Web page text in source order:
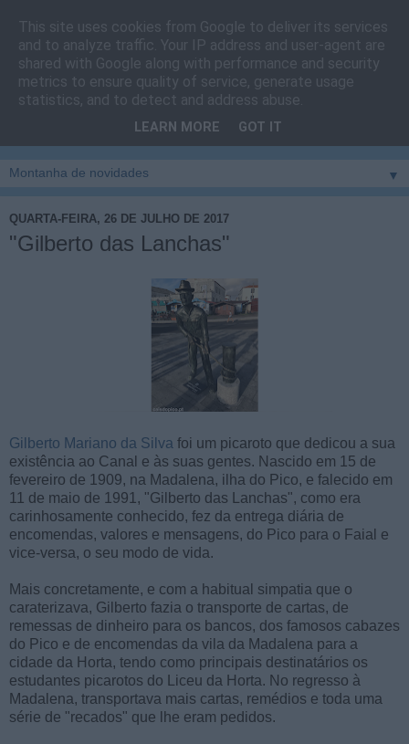
Cais do Pico
Blog sobre um pouco de tudo relacionado com a ilha
vila e ao concelho de São Roque do Pico
▼
QUARTA-FEIRA, 26 DE JULHO DE 2017
"Gilberto das Lanchas"
Gilberto Mariano da Silva foi um picaroto que dedicou a sua
existência ao Canal e às suas gentes. Nascido em 15 de
fevereiro de 1909, na Madalena, ilha do Pico, e falecido em
11 de maio de 1991, "Gilberto das Lanchas", como era
carinhosamente conhecido, fez da entrega diária de
encomendas, valores e mensagens, do Pico para o Faial e
vice-versa, o seu modo de vida.
Mais concretamente, e com a habitual simpatia que o
caraterizava, Gilberto fazia o transporte de cartas, de
remessas de dinheiro para os bancos, dos famosos cabazes
do Pico e de encomendas da vila da Madalena para a
cidade da Horta, tendo como principais destinatários os
estudantes picarotos do Liceu da Horta. No regresso à
Madalena, transportava mais cartas, remédios e toda uma
série de "recados" que lhe eram pedidos.
This site uses cookies from Google to deliver its services
and to analyze traffic. Your IP address and user-agent are
shared with Google along with performance and security
metrics to ensure quality of service, generate usage
statistics, and to detect and address abuse.
LEARN MORE GOT IT